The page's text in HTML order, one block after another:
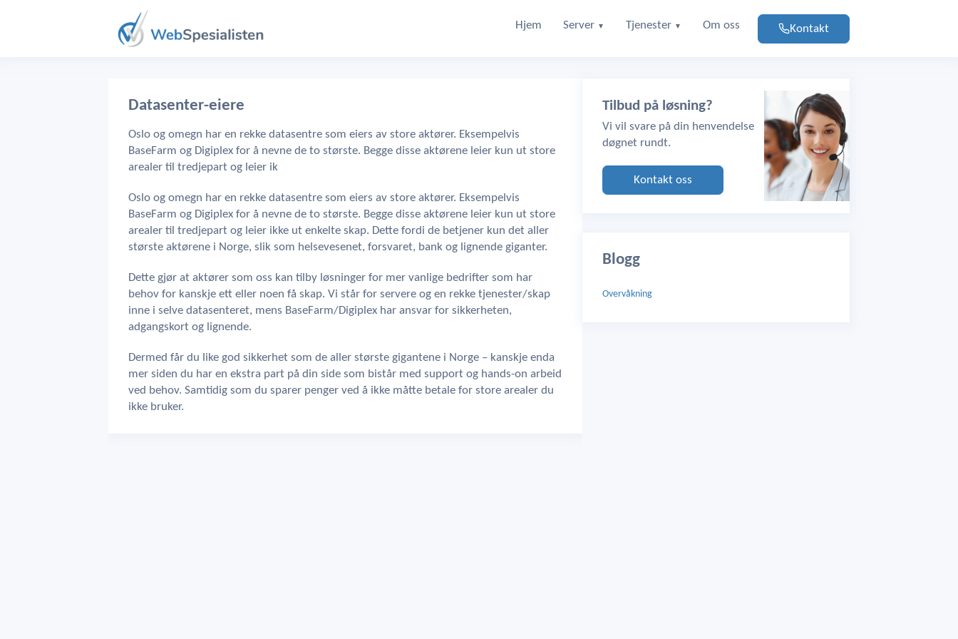
Hjem Server ▼ Tjenester ▼ Om oss Kontakt
Datasenter-eiere
Oslo og omegn har en rekke datasentre som eiers av store aktører. Eksempelvis
BaseFarm og Digiplex for å nevne de to største. Begge disse aktørene leier kun ut store
arealer til tredjepart og leier ik
Oslo og omegn har en rekke datasentre som eiers av store aktører. Eksempelvis
BaseFarm og Digiplex for å nevne de to største. Begge disse aktørene leier kun ut store
arealer til tredjepart og leier ikke ut enkelte skap. Dette fordi de betjener kun det aller
største aktørene i Norge, slik som helsevesenet, forsvaret, bank og lignende giganter.
Dette gjør at aktører som oss kan tilby løsninger for mer vanlige bedrifter som har
behov for kanskje ett eller noen få skap. Vi står for servere og en rekke tjenester/skap
inne i selve datasenteret, mens BaseFarm/Digiplex har ansvar for sikkerheten,
adgangskort og lignende.
Dermed får du like god sikkerhet som de aller største gigantene i Norge – kanskje enda
mer siden du har en ekstra part på din side som bistår med support og hands-on arbeid
ved behov. Samtidig som du sparer penger ved å ikke måtte betale for store arealer du
ikke bruker.
Tilbud på løsning?
Vi vil svare på din henvendelse
døgnet rundt.
Kontakt oss
Blogg
Overvåkning